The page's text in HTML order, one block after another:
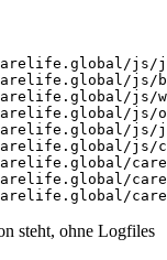
carelife/
steht, ohne Logfiles